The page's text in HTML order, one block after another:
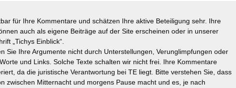
für Ihre Kommentare und schätzen Ihre aktive Beteiligung sehr. Ihre
auch als eigene Beiträge auf der Site erscheinen oder in unserer
„Tichys Einblick“.
Sie Ihre Argumente nicht durch Unterstellungen, Verunglimpfungen oder
und Links. Solche Texte schalten wir nicht frei. Ihre Kommentare
da die juristische Verantwortung bei TE liegt. Bitte verstehen Sie, dass
zwischen Mitternacht und morgens Pause macht und es, je nach